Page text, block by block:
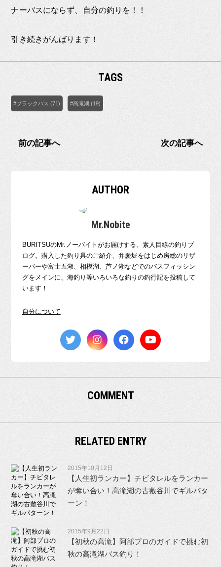
ナーバスにならず、自分の釣りを！！
引き続きがんばります！
TAGS
#ブラックバス (71) #高滝湖 (19)
前の記事へ 次の記事へ
AUTHOR
Mr.Nobite
BURITSUのMr.ノーバイトがお届けする、素人目線の釣りブ
ログ。購入した釣り具のご紹介、弁慶堀をはじめ房総のリザ
ーバーや富士五湖、相模湖、芦ノ湖などでのバスフィッシン
グをメインに、海釣り等いろいろな釣りの釣行記を投稿して
います！
自分について
COMMENT
RELATED ENTRY
2015年10月12日
【人生初ランカー】チビタレルをランカー
が奪い合い！高滝湖の古敷谷川でギルパタ
ーン！
2015年9月22日
【初秋の高滝】阿部プロのガイドで挑む初
秋の高滝湖バス釣り！